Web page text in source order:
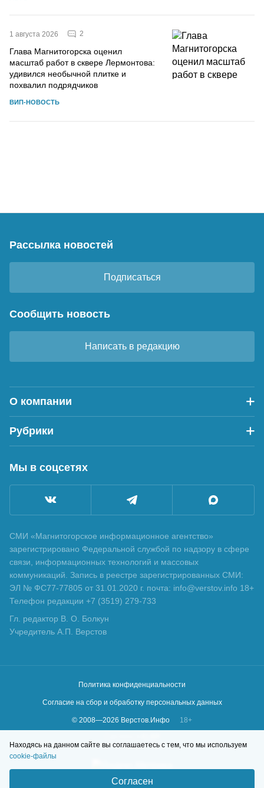
1 августа 2026 2
Глава Магнитогорска оценил
масштаб работ в сквере Лермонтова:
удивился необычной плитке и
похвалил подрядчиков
ВИП-НОВОСТЬ
Рассылка новостей
Подписаться
Сообщить новость
Написать в редакцию
О компании
Рубрики
Мы в соцсетях
СМИ «Магнитогорское информационное агентство»
зарегистрировано Федеральной службой по надзору в сфере
связи, информационных технологий и массовых
коммуникаций. Запись в реестре зарегистрированных СМИ:
ЭЛ № ФС77-77805 от 31.01.2020 г. почта: info@verstov.info 18+
Телефон редакции +7 (3519) 279-733
Гл. редактор В. О. Болкун
Учредитель А.П. Верстов
Политика конфиденциальности
Согласие на сбор и обработку персональных данных
© 2008—2026 Верстов.Инфо
18+
Находясь на данном сайте вы соглашаетесь с тем, что мы используем
cookie-файлы
Согласен